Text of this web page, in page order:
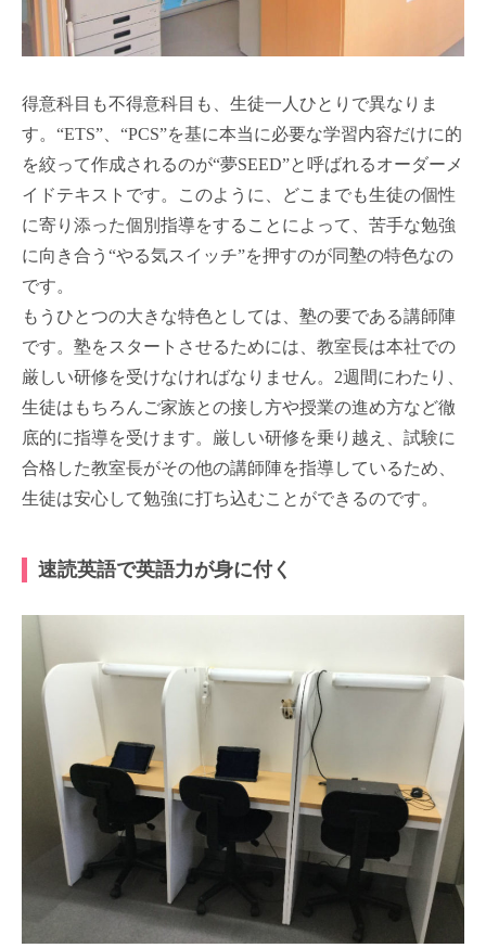
得意科目も不得意科目も、生徒一人ひとりで異なりま
す。“ETS”、“PCS”を基に本当に必要な学習内容だけに的
を絞って作成されるのが“夢SEED”と呼ばれるオーダーメ
イドテキストです。このように、どこまでも生徒の個性
に寄り添った個別指導をすることによって、苦手な勉強
に向き合う“やる気スイッチ”を押すのが同塾の特色なの
です。
もうひとつの大きな特色としては、塾の要である講師陣
です。塾をスタートさせるためには、教室長は本社での
厳しい研修を受けなければなりません。2週間にわたり、
生徒はもちろんご家族との接し方や授業の進め方など徹
底的に指導を受けます。厳しい研修を乗り越え、試験に
合格した教室長がその他の講師陣を指導しているため、
生徒は安心して勉強に打ち込むことができるのです。
速読英語で英語力が身に付く